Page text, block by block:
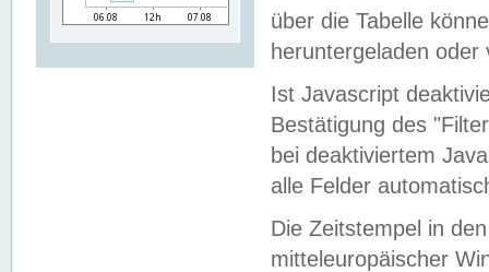
über die Tabelle
heruntergeladen oder
Ist Javascript
Bestätigung des
bei deaktiviertem
alle Felder
Die Zeitstempel in
mitteleuropäischer